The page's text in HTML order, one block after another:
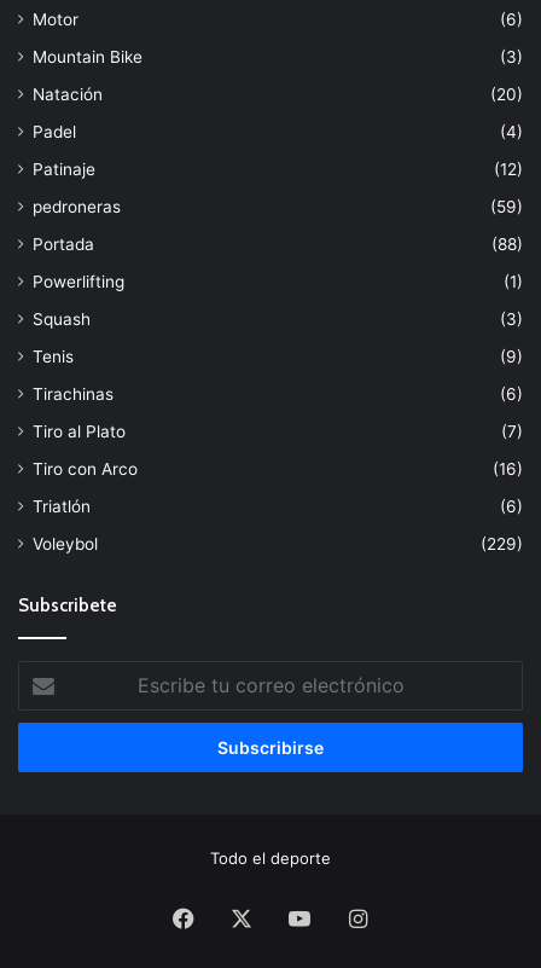
Motor
(6)
Mountain Bike
(3)
Natación
(20)
Padel
(4)
Patinaje
(12)
pedroneras
(59)
Portada
(88)
Powerlifting
(1)
Squash
(3)
Tenis
(9)
Tirachinas
(6)
Tiro al Plato
(7)
Tiro con Arco
(16)
Triatlón
(6)
Voleybol
(229)
Subscribete
tu
correo
Todo el deporte
Facebook YouTubeInstagram